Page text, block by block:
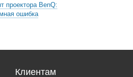
проектора BenQ:
ошибка
Клиентам